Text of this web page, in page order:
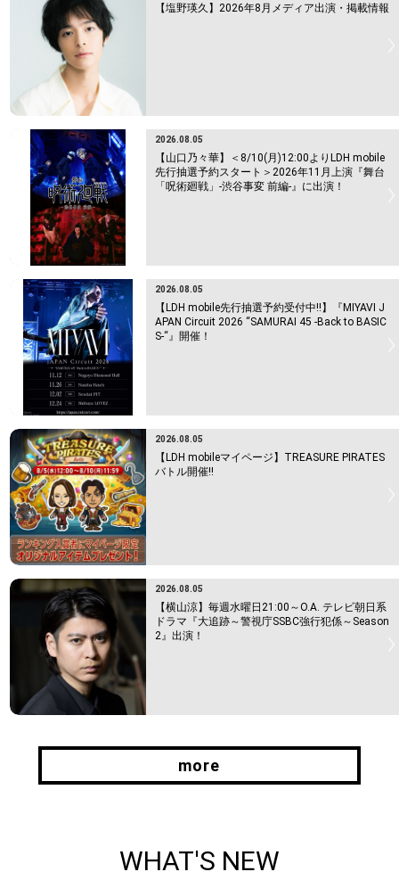
【塩野瑛久】2026年8月メディア出演・掲載情報
2026.08.05
【山口乃々華】＜8/10(月)12:00よりLDH mobile
先行抽選予約スタート＞2026年11月上演『舞台
「呪術廻戦」-渋谷事変 前編-』に出演！
2026.08.05
【LDH mobile先行抽選予約受付中!!】『MIYAVI J
APAN Circuit 2026 “SAMURAI 45 -Back to BASIC
S-“』開催！
2026.08.05
【LDH mobileマイページ】TREASURE PIRATES
バトル開催!!
2026.08.05
【横山涼】毎週水曜日21:00～O.A. テレビ朝日系
ドラマ『大追跡～警視庁SSBC強行犯係～Season
2』出演！
more
WHAT'S NEW